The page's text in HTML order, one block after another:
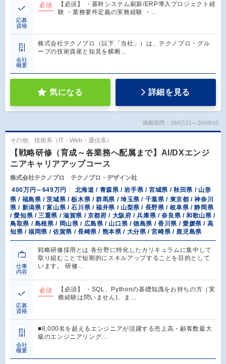
応募
資格
必須
【必須】 ・基幹システム刷新/ERP導入プロジェクト経
験 ・業務要件定義の実務経験 ・…
会社
概要
株式会社テクノプロ（以下「当社」）は、テクノプロ・グル
ープの技術資産と知見を横断…
気になる 詳細を見る
掲載期間：26/07/21～26/08/10
その他、技術系（IT・Web・通信系）
【戦略研修（育成～各業務へ配属まで】AI/DXエンジ
ニアキャリアアップコース
株式会社テクノプロ テクノプロ・デザイン社
400万円～649万円
北海道 / 青森県 / 岩手県 / 宮城県 / 秋田県 / 山形
県 / 福島県 / 茨城県 / 栃木県 / 群馬県 / 埼玉県 / 千葉県 / 東京都 / 神奈川
県 / 新潟県 / 富山県 / 石川県 / 福井県 / 山梨県 / 長野県 / 岐阜県 / 静岡県
/ 愛知県 / 三重県 / 滋賀県 / 京都府 / 大阪府 / 兵庫県 / 奈良県 / 和歌山県 /
鳥取県 / 島根県 / 岡山県 / 広島県 / 山口県 / 徳島県 / 香川県 / 愛媛県 / 高
知県 / 福岡県 / 佐賀県 / 長崎県 / 熊本県 / 大分県 / 宮崎県 / 鹿児島県
仕事
内容
戦略研修採用とは 各分野に特化したカリキュラムに集中して
取り組むことで短期的にスキルアップすることを目的として
います。 研修…
応募
資格
必須
【必須】 ・SQL、Pythonの基礎知識をお持ちの方（実
務経験は問いません)、ま…
会社
概要
■8,000名を超えるエンジニアが活躍する売上高・顧客数最大
級のエンジニアリング…